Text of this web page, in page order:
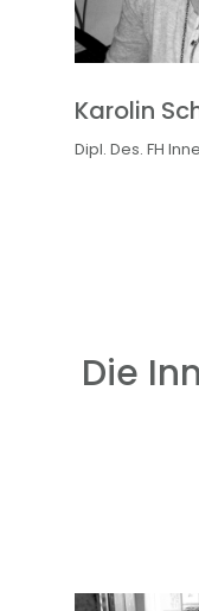
Karolin
Dipl. Des. FH
Die